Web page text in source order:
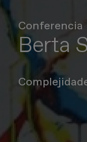
Conferencia
Berta